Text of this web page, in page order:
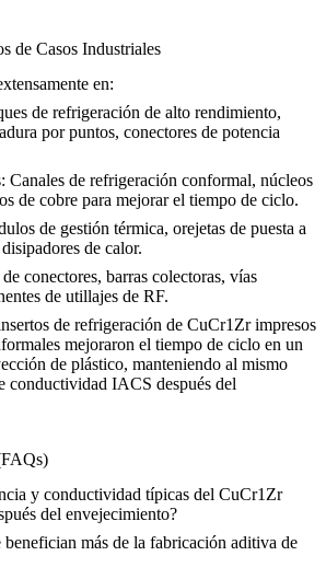
de Casos Industriales
en:
de refrigeración de alto rendimiento,
por puntos, conectores de potencia
Canales de refrigeración conformal, núcleos
de cobre para mejorar el tiempo de ciclo.
de gestión térmica, orejetas de puesta a
de calor.
conectores, barras colectoras, vías
de utillajes de RF.
de refrigeración de CuCr1Zr impresos
mejoraron el tiempo de ciclo en un
de plástico, manteniendo al mismo
conductividad IACS después del
y conductividad típicas del CuCr1Zr
del envejecimiento?
benefician más de la fabricación aditiva de